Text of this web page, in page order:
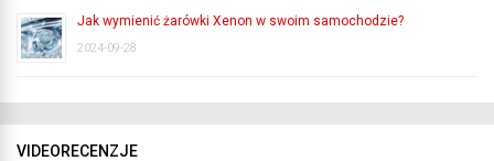
Jak wymienić żarówki Xenon w swoim samochodzie?
2024-09-28
VIDEORECENZJE